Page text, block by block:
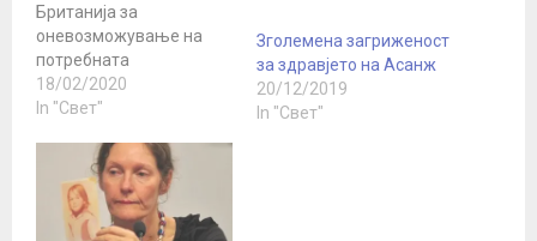
Британија за
оневозможување на
потребната
здравствена заштита за
затворениот основач на
Асанж и дека
дозволиле третман за
кој претставник на ООН
рече дека се граничи со
18/02/2020
In "Свет"
Зголемена загриженост
за здравјето на Асанж
20/12/2019
In "Свет"